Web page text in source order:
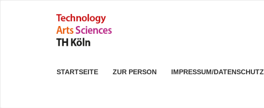
STARTSEITE ZUR PERSON IMPRESSUM/DATENSCHUTZ